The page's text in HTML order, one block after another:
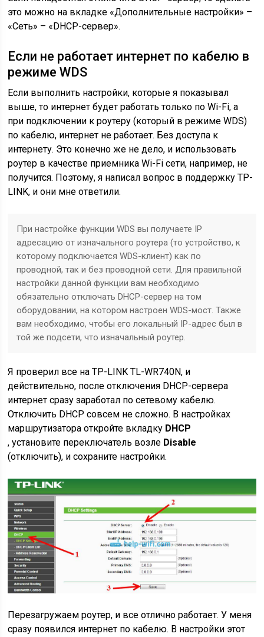
это можно на вкладке «Дополнительные настройки» –
«Сеть» – «DHCP-сервер».
Если не работает интернет по кабелю в
режиме WDS
Если выполнить настройки, которые я показывал
выше, то интернет будет работать только по Wi-Fi, а
при подключении к роутеру(который в режиме WDS)
по кабелю, интернет не работает. Без доступа к
интернету. Это конечно же не дело, и использовать
роутер в качестве приемника Wi-Fi сети, например, не
получится. Поэтому, я написал вопрос в поддержку TP-
LINK, и они мне ответили.
При настройке функции WDS вы получаете IP
адресацию от изначального роутера (то устройство, к
которому подключается WDS-клиент) как по
проводной, так и без проводной сети. Для правильной
настройки данной функции вам необходимо
обязательно отключать DHCP-сервер на том
оборудовании, на котором настроен WDS-мост. Также
вам необходимо, чтобы его локальный IP-адрес был в
той же подсети, что изначальный роутер.
Я проверил все на TP-LINK TL-WR740N, и
действительно, после отключения DHCP-сервера
интернет сразу заработал по сетевому кабелю.
Отключить DHCP совсем не сложно. В настройках
маршрутизатора откройте вкладку DHCP
, установите переключатель возле Disable
(отключить), и сохраните настройки.
Перезагружаем роутер, и все отлично работает. У меня
сразу появился интернет по кабелю. В настройки этот